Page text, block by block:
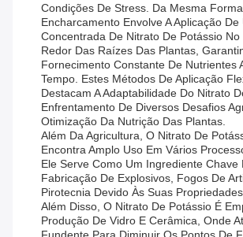
Condições De Stress. Da Mesma
Encharcamento Envolve A Aplicação
Concentrada De Nitrato De Potássio No
Redor Das Raízes Das Plantas,
Fornecimento Constante De Nutrientes
Tempo. Estes Métodos De Aplicação
Destacam A Adaptabilidade Do Nitrato
Enfrentamento De Diversos Desafios
Otimização Da Nutrição Das Plantas.
Além Da Agricultura, O Nitrato De
Encontra Amplo Uso Em Vários
Ele Serve Como Um Ingrediente Chave
Fabricação De Explosivos, Fogos De
Pirotecnia Devido Às Suas
Além Disso, O Nitrato De Potássio É
Produção De Vidro E Cerâmica, Onde